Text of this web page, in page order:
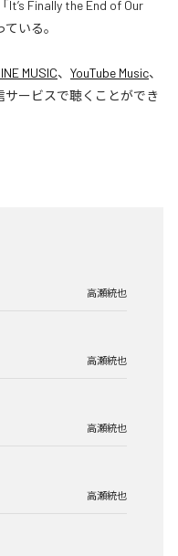
It’s Finally the End of Our
いる。
MUSIC、 YouTube Music、
サービスで聴くことができ
高瀬統也
高瀬統也
高瀬統也
高瀬統也